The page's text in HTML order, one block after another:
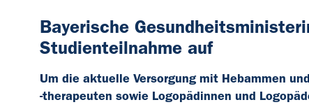
Bayerische
Studienteilnahme auf
Um die aktuelle Versorgung mit Hebammen
-therapeuten sowie Logopädinnen und